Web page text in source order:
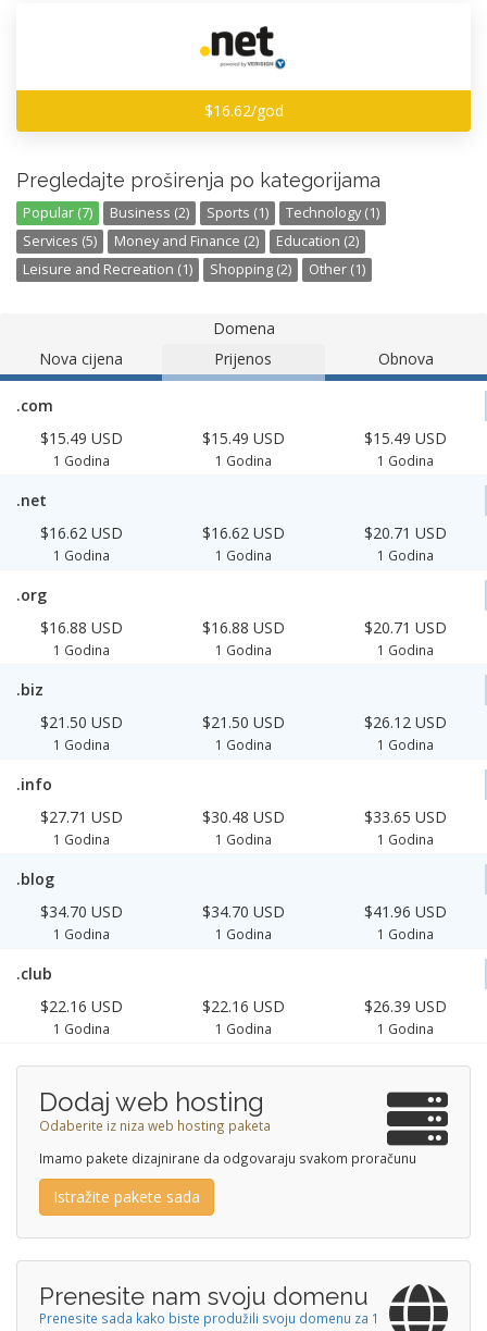
$16.62/god
Pregledajte proširenja po kategorijama
Popular (7) Business (2) Sports (1)
Technology (1)
Services (5)
Money and Finance (2)
Education (2)
Leisure and Recreation (1)
Shopping (2) Other (1)
Domena
Nova cijena
Prijenos Obnova
.com
$15.49 USD
1 Godina
$15.49 USD
1 Godina
$15.49 USD
1 Godina
.net
$16.62 USD
1 Godina
$16.62 USD
1 Godina
$20.71 USD
1 Godina
.org
$16.88 USD
1 Godina
$16.88 USD
1 Godina
$20.71 USD
1 Godina
.biz
$21.50 USD
1 Godina
$21.50 USD
1 Godina
$26.12 USD
1 Godina
.info
$27.71 USD
1 Godina
$30.48 USD
1 Godina
$33.65 USD
1 Godina
.blog
$34.70 USD
1 Godina
$34.70 USD
1 Godina
$41.96 USD
1 Godina
.club
$22.16 USD
1 Godina
$22.16 USD
1 Godina
$26.39 USD
1 Godina
Dodaj web hosting
Odaberite iz niza web hosting paketa
Imamo pakete dizajnirane da odgovaraju svakom proračunu
Istražite pakete sada
Prenesite nam svoju domenu
Prenesite sada kako biste produžili svoju domenu za 1